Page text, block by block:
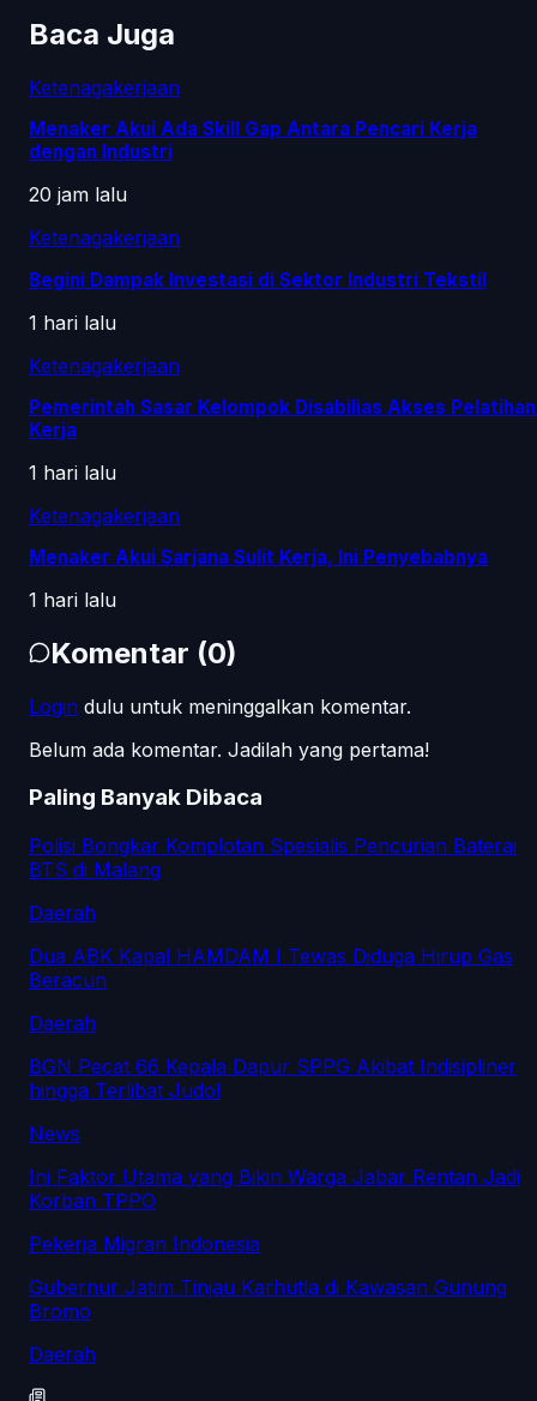
Baca Juga
Ketenagakerjaan
Menaker Akui Ada Skill Gap Antara Pencari Kerja
dengan Industri
20 jam lalu
Ketenagakerjaan
Begini Dampak Investasi di Sektor Industri Tekstil
1 hari lalu
Ketenagakerjaan
Pemerintah Sasar Kelompok Disabilias Akses Pelatihan
Kerja
1 hari lalu
Ketenagakerjaan
Menaker Akui Sarjana Sulit Kerja, Ini Penyebabnya
1 hari lalu
Komentar (0)
Login dulu untuk meninggalkan komentar.
Belum ada komentar. Jadilah yang pertama!
Paling Banyak Dibaca
Polisi Bongkar Komplotan Spesialis Pencurian Baterai
BTS di Malang
Daerah
Dua ABK Kapal HAMDAM I Tewas Diduga Hirup Gas
Beracun
Daerah
BGN Pecat 66 Kepala Dapur SPPG Akibat Indisipliner
hingga Terlibat Judol
News
Ini Faktor Utama yang Bikin Warga Jabar Rentan Jadi
Korban TPPO
Pekerja Migran Indonesia
Gubernur Jatim Tinjau Karhutla di Kawasan Gunung
Bromo
Daerah